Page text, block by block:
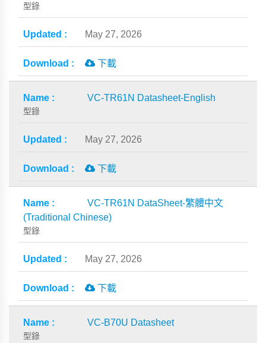
型錄
May 27, 2026
下載
VC-TR61N Datasheet-English
型錄
May 27, 2026
下載
VC-TR61N DataSheet-繁體中文
(Traditional Chinese)
型錄
May 27, 2026
下載
VC-B70U Datasheet
型錄